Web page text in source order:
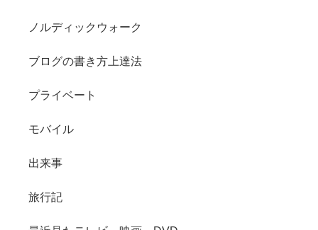
ノルディックウォーク
ブログの書き方上達法
プライベート
モバイル
出来事
旅行記